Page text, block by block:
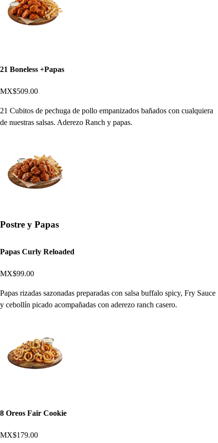
21 Boneless +Papas
MX$509.00
21 Cubitos de pechuga de pollo empanizados bañados con cualquiera
de nuestras salsas. Aderezo Ranch y papas.
Postre y Papas
Papas Curly Reloaded
MX$99.00
Papas rizadas sazonadas preparadas con salsa buffalo spicy, Fry Sauce
y cebollín picado acompañadas con aderezo ranch casero.
8 Oreos Fair Cookie
MX$179.00